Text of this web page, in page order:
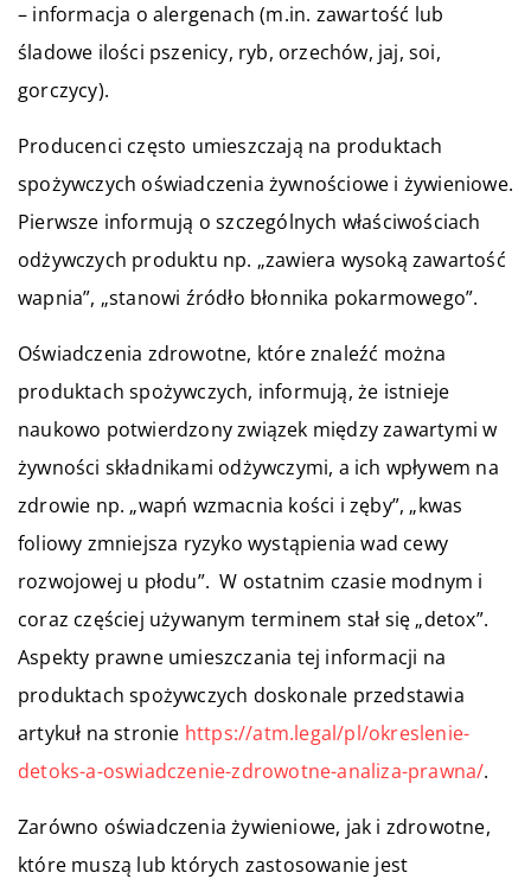
– informacja o alergenach (m.in. zawartość lub
śladowe ilości pszenicy, ryb, orzechów, jaj, soi,
gorczycy).
Producenci często umieszczają na produktach
spożywczych oświadczenia żywnościowe i żywieniowe.
Pierwsze informują o szczególnych właściwościach
odżywczych produktu np. „zawiera wysoką zawartość
wapnia”, „stanowi źródło błonnika pokarmowego”.
Oświadczenia zdrowotne, które znaleźć można
produktach spożywczych, informują, że istnieje
naukowo potwierdzony związek między zawartymi w
żywności składnikami odżywczymi, a ich wpływem na
zdrowie np. „wapń wzmacnia kości i zęby”, „kwas
foliowy zmniejsza ryzyko wystąpienia wad cewy
rozwojowej u płodu”. W ostatnim czasie modnym i
coraz częściej używanym terminem stał się „detox”.
Aspekty prawne umieszczania tej informacji na
produktach spożywczych doskonale przedstawia
artykuł na stronie https://atm.legal/pl/okreslenie-
detoks-a-oswiadczenie-zdrowotne-analiza-prawna/.
Zarówno oświadczenia żywieniowe, jak i zdrowotne,
które muszą lub których zastosowanie jest